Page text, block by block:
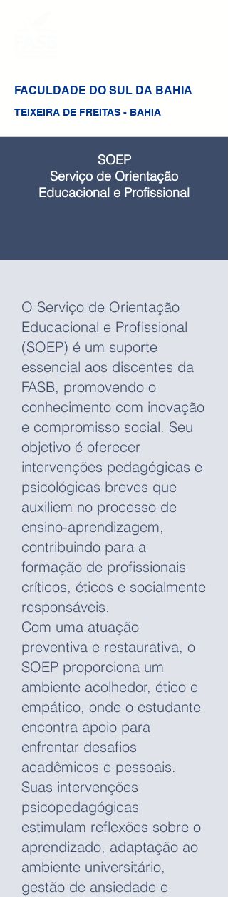
FACULDADE DO SUL DA BAHIA
TEIXEIRA DE FREITAS - BAHIA
SOEP
Serviço de Orientação
Educacional e Profissional
O Serviço de Orientação
Educacional e Profissional
(SOEP) é um suporte
essencial aos discentes da
FASB, promovendo o
conhecimento com inovação
e compromisso social. Seu
objetivo é oferecer
intervenções pedagógicas e
psicológicas breves que
auxiliem no processo de
ensino-aprendizagem,
contribuindo para a
formação de profissionais
críticos, éticos e socialmente
responsáveis.
Com uma atuação
preventiva e restaurativa, o
SOEP proporciona um
ambiente acolhedor, ético e
empático, onde o estudante
encontra apoio para
enfrentar desafios
acadêmicos e pessoais.
Suas intervenções
psicopedagógicas
estimulam reflexões sobre o
aprendizado, adaptação ao
ambiente universitário,
gestão de ansiedade e